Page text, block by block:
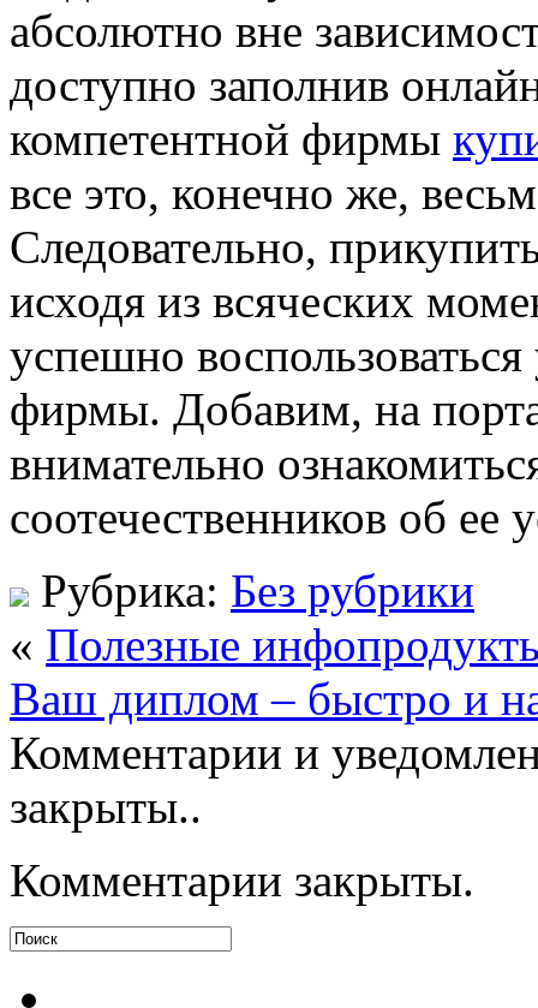
абсолютно вне
доступно заполнив
компетентной фирмы
все это, конечно же,
Следовательно,
исходя из всяческих
успешно
фирмы. Добавим, на
внимательно
соотечественников об ее
Рубрика: Без рубрики
« Полезные
Ваш диплом – быстро и
Комментарии и
закрыты..
Комментарии закрыты.